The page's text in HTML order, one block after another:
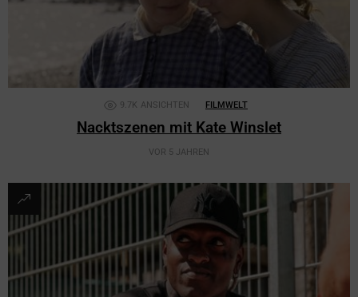
9.7K ANSICHTEN FILMWELT
Nacktszenen mit Kate Winslet
VOR 5 JAHREN